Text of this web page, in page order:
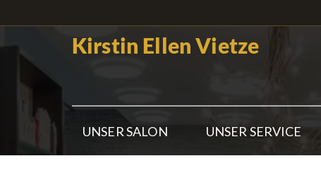
Kirstin Ellen Vietze
UNSER SALON UNSER SERVICE